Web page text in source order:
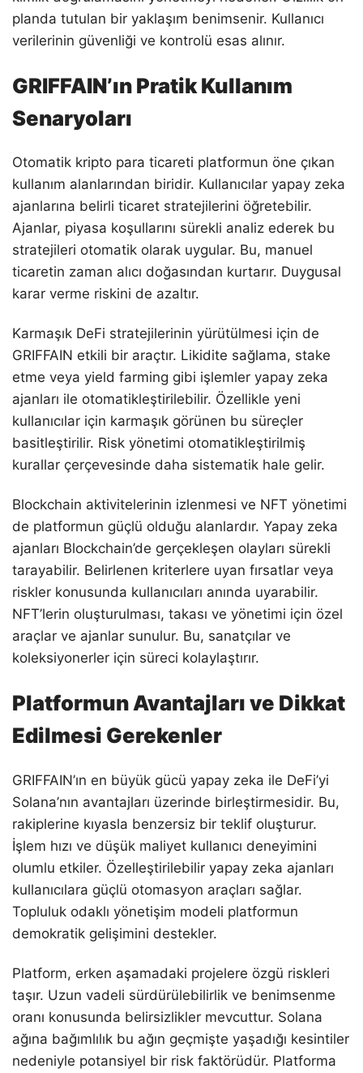
planda tutulan bir yaklaşım benimsenir. Kullanıcı
verilerinin güvenliği ve kontrolü esas alınır.
GRIFFAIN’ın Pratik Kullanım
Senaryoları
Otomatik kripto para ticareti platformun öne çıkan
kullanım alanlarından biridir. Kullanıcılar yapay zeka
ajanlarına belirli ticaret stratejilerini öğretebilir.
Ajanlar, piyasa koşullarını sürekli analiz ederek bu
stratejileri otomatik olarak uygular. Bu, manuel
ticaretin zaman alıcı doğasından kurtarır. Duygusal
karar verme riskini de azaltır.
Karmaşık DeFi stratejilerinin yürütülmesi için de
GRIFFAIN etkili bir araçtır. Likidite sağlama, stake
etme veya yield farming gibi işlemler yapay zeka
ajanları ile otomatikleştirilebilir. Özellikle yeni
kullanıcılar için karmaşık görünen bu süreçler
basitleştirilir. Risk yönetimi otomatikleştirilmiş
kurallar çerçevesinde daha sistematik hale gelir.
Blockchain aktivitelerinin izlenmesi ve NFT yönetimi
de platformun güçlü olduğu alanlardır. Yapay zeka
ajanları Blockchain’de gerçekleşen olayları sürekli
tarayabilir. Belirlenen kriterlere uyan fırsatlar veya
riskler konusunda kullanıcıları anında uyarabilir.
NFT’lerin oluşturulması, takası ve yönetimi için özel
araçlar ve ajanlar sunulur. Bu, sanatçılar ve
koleksiyonerler için süreci kolaylaştırır.
Platformun Avantajları ve Dikkat
Edilmesi Gerekenler
GRIFFAIN’ın en büyük gücü yapay zeka ile DeFi’yi
Solana’nın avantajları üzerinde birleştirmesidir. Bu,
rakiplerine kıyasla benzersiz bir teklif oluşturur.
İşlem hızı ve düşük maliyet kullanıcı deneyimini
olumlu etkiler. Özelleştirilebilir yapay zeka ajanları
kullanıcılara güçlü otomasyon araçları sağlar.
Topluluk odaklı yönetişim modeli platformun
demokratik gelişimini destekler.
Platform, erken aşamadaki projelere özgü riskleri
taşır. Uzun vadeli sürdürülebilirlik ve benimsenme
oranı konusunda belirsizlikler mevcuttur. Solana
ağına bağımlılık bu ağın geçmişte yaşadığı kesintiler
nedeniyle potansiyel bir risk faktörüdür. Platforma